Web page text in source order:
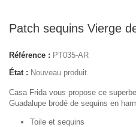
Patch sequins Vierge
Référence : PT035-AR
État : Nouveau produit
Casa Frida vous propose ce
Guadalupe brodé de sequins en
Toile et sequins